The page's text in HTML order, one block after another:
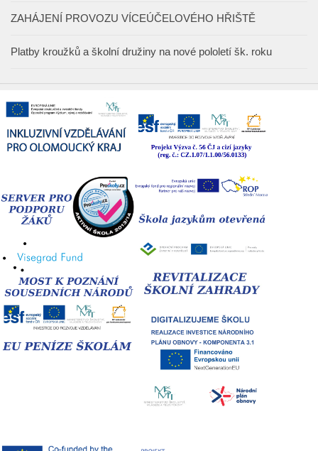
ZAHÁJENÍ PROVOZU VÍCEÚČELOVÉHO HŘIŠTĚ
Platby kroužků a školní družiny na nové pololetí šk. roku